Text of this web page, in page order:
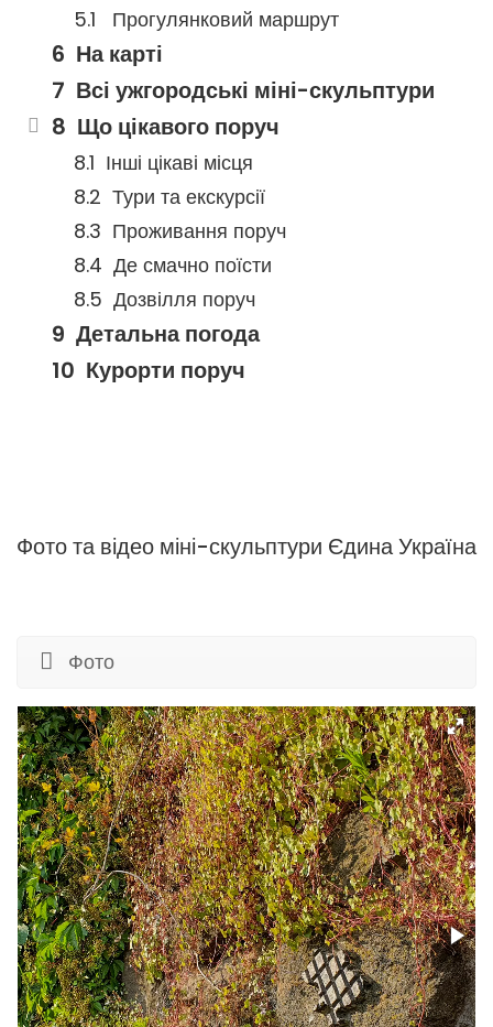
Прогулянковий маршрут
На карті
Всі ужгородські міні-скульптури
Що цікавого поруч
Інші цікаві місця
Тури та екскурсії
Проживання поруч
Де смачно поїсти
Дозвілля поруч
Детальна погода
Курорти поруч
Фото та відео міні-скульптури Єдина Україна
Фото